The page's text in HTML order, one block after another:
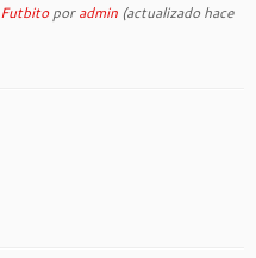
Futbitoporadmin (actualizado hace